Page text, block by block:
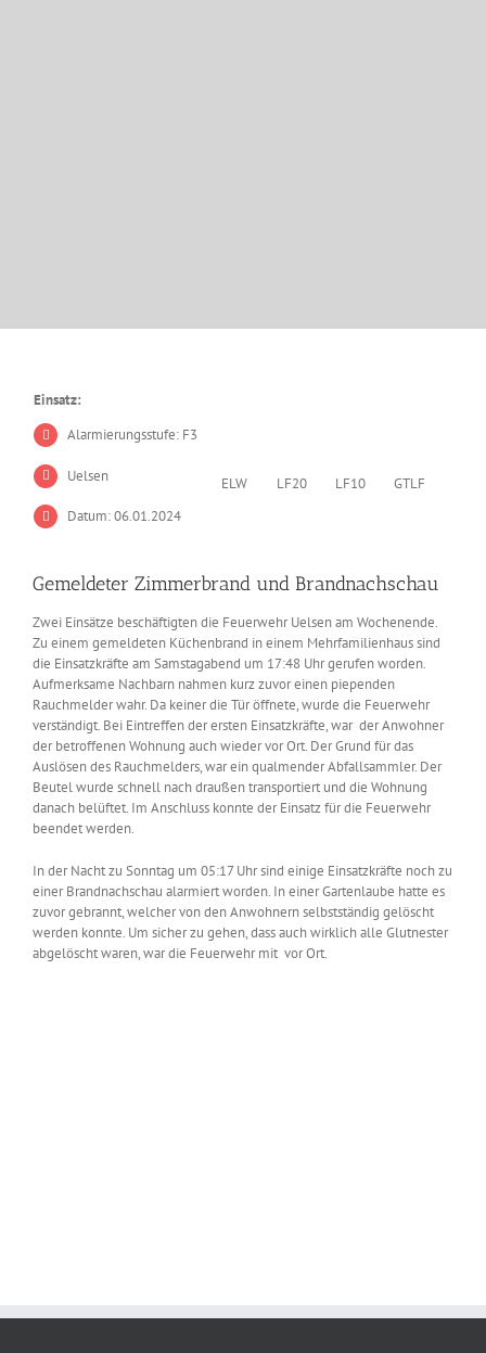
Einsatz:
Alarmierungsstufe: F3
Uelsen
Datum: 06.01.2024
ELW LF20 LF10 GTLF
Gemeldeter Zimmerbrand und Brandnachschau
Zwei Einsätze beschäftigten die Feuerwehr Uelsen am Wochenende.
Zu einem gemeldeten Küchenbrand in einem Mehrfamilienhaus sind
die Einsatzkräfte am Samstagabend um 17:48 Uhr gerufen worden.
Aufmerksame Nachbarn nahmen kurz zuvor einen piependen
Rauchmelder wahr. Da keiner die Tür öffnete, wurde die Feuerwehr
verständigt. Bei Eintreffen der ersten Einsatzkräfte, war der Anwohner
der betroffenen Wohnung auch wieder vor Ort. Der Grund für das
Auslösen des Rauchmelders, war ein qualmender Abfallsammler. Der
Beutel wurde schnell nach draußen transportiert und die Wohnung
danach belüftet. Im Anschluss konnte der Einsatz für die Feuerwehr
beendet werden.
In der Nacht zu Sonntag um 05:17 Uhr sind einige Einsatzkräfte noch zu
einer Brandnachschau alarmiert worden. In einer Gartenlaube hatte es
zuvor gebrannt, welcher von den Anwohnern selbstständig gelöscht
werden konnte. Um sicher zu gehen, dass auch wirklich alle Glutnester
abgelöscht waren, war die Feuerwehr mit vor Ort.